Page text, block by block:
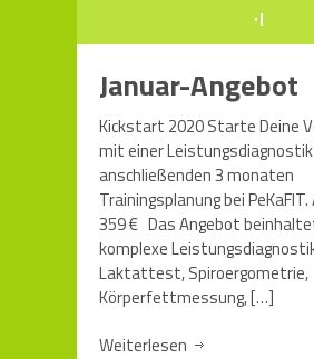
Januar-Angebot
Kickstart 2020 Starte Deine
mit einer
anschließenden 3 monaten
Trainingsplanung bei
359 € Das Angebot
komplexe
Laktattest, Spiroergometrie,
Körperfettmessung,[…]
Weiterlesen